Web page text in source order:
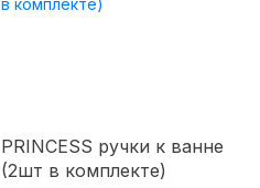
PRINCESS ручки к ванне
(2шт в комплекте)